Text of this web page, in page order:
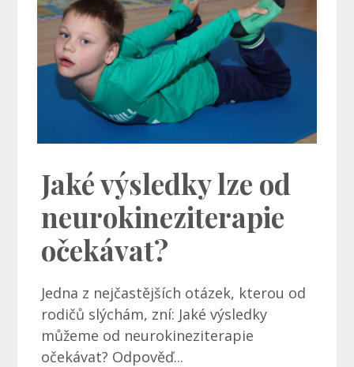
Jaké výsledky lze od
neurokineziterapie
očekávat?
Jedna z nejčastějších otázek, kterou od
rodičů slýchám, zní: Jaké výsledky
můžeme od neurokineziterapie
očekávat? Odpověď...